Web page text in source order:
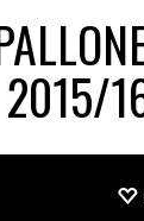
2015/